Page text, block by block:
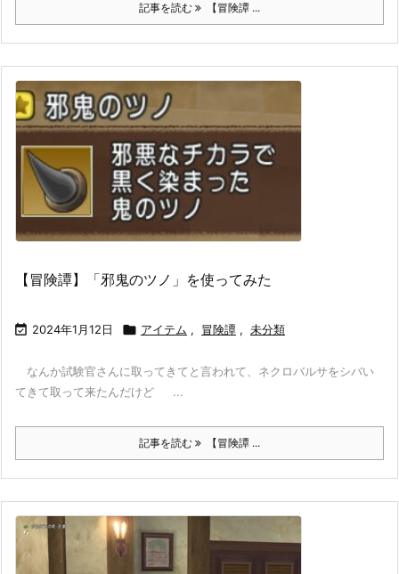
記事を読む 【冒険譚 ...
【冒険譚】「邪鬼のツノ」を使ってみた
 2024年1月12日  アイテム , 冒険譚 , 未分類
なんか試験官さんに取ってきてと言われて、ネクロバルサをシバい
てきて取って来たんだけど ...
記事を読む 【冒険譚 ...